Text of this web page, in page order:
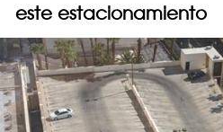
este estacionamiento